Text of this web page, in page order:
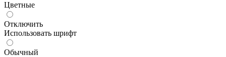
Цветные
Отключить
Использовать шрифт
Обычный